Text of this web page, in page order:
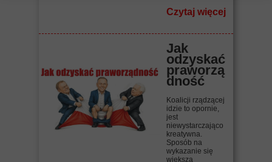
Czytaj więcej
Jak
odzyskać
praworzą
dność
Koalicji rządzącej
idzie to opornie,
jest
niewystarczająco
kreatywna.
Sposób na
wykazanie się
większą